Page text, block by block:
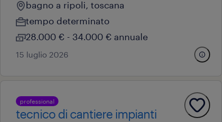
bagno a ripoli, toscana
tempo determinato
28.000 € - 34.000 € annuale
15 luglio 2026
professional
tecnico di cantiere impianti